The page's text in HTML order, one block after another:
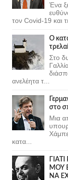
Ένα
τον Covid-19 και
Ο
Στο
ανελέητα τ...
στο
Μια
κατα...
ΜΟΥ
ΝΑ